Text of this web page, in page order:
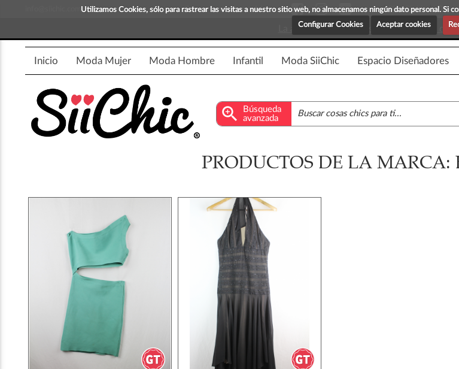
Utilizamos Cookies, sólo para rastrear las visitas a nuestro sitio web, no almacenamos ningún dato personal. Si
Configurar Cookies
Aceptar cookies
¡Compra y vende moda! Blog Siichic
La app para android esta en fase beta,
Inicio Moda Mujer Moda Hombre Infantil Moda SiiChic Espacio Diseñadores
zoom_in
Búsqueda
avanzada
PRODUCTOS DE LA